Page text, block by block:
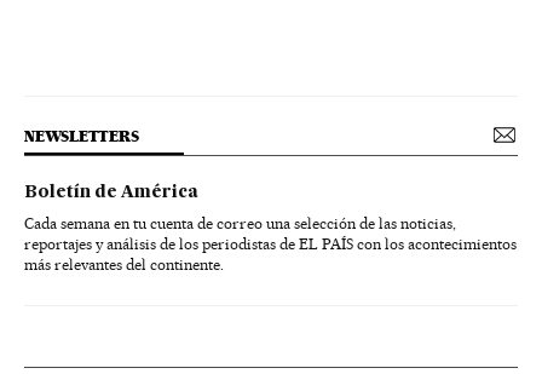
NEWSLETTERS
Boletín de América
Cada semana en tu cuenta de correo una selección de las noticias,
reportajes y análisis de los periodistas de EL PAÍS con los acontecimientos
más relevantes del continente.